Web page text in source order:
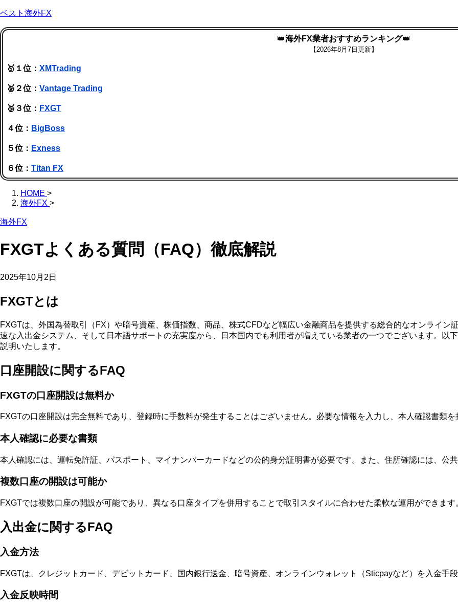
ベスト海外FX
👑海外FX業者おすすめランキング👑
【2026年8月7日更新】
🥇１位： XMTrading
🥈２位： Vantage Trading
🥉３位： FXGT
４位： BigBoss
５位： Exness
６位： Titan FX
HOME >
海外FX >
海外FX
FXGTよくある質問（FAQ）徹底解説
2025年10月2日
FXGTとは
FXGTは、外国為替取引（FX）や暗号資産、株価指数、商品、株式CFDなど幅広い金融商品を提供する総合的なオンライン
速な入出金システム、そして日本語サポートの充実度から、日本国内でも利用者が増えている業者の一つでございます。以
説明いたします。
口座開設に関するFAQ
FXGTの口座開設は無料か
FXGTの口座開設は完全無料であり、登録時に手数料が発生することはございません。必要な情報を入力し、本人確認書類を
本人確認に必要な書類
本人確認には、運転免許証、パスポート、マイナンバーカードなどの公的身分証明書が必要です。また、住所確認には、公
複数口座の開設は可能か
FXGTでは複数口座の開設が可能であり、異なる口座タイプを併用することで取引スタイルに合わせた柔軟な運用ができます
入出金に関するFAQ
入金方法
FXGTは、クレジットカード、デビットカード、国内銀行送金、暗号資産、オンラインウォレット（Sticpayなど）を入金手
入金反映時間